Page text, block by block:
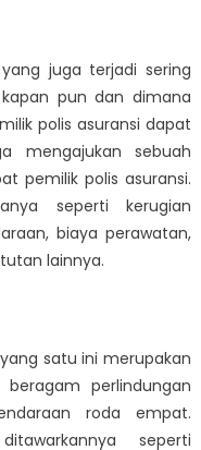
juga terjadi sering
pun dan dimana
polis asuransi dapat
mengajukan sebuah
pemilik polis asuransi.
seperti kerugian
biaya perawatan,
lainnya.
satu ini merupakan
perlindungan
roda empat.
seperti